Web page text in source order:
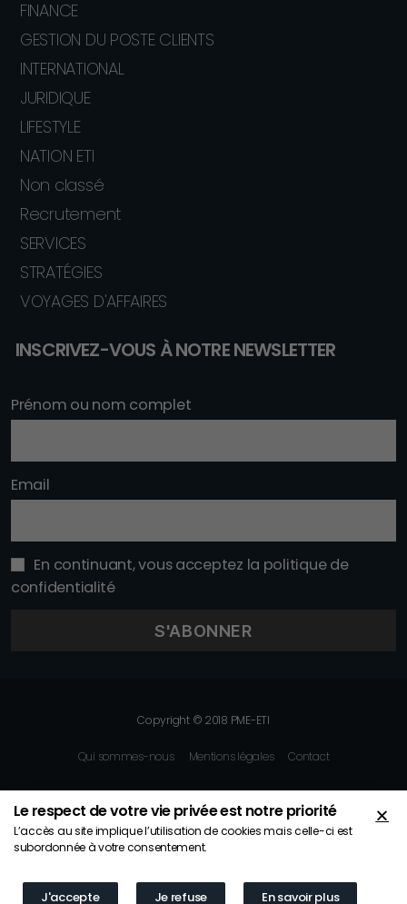
FINANCE
GESTION DU POSTE CLIENTS
INTERNATIONAL
JURIDIQUE
LIFESTYLE
NATION ETI
Non classé
Recrutement
SERVICES
STRATÉGIES
VOYAGES D'AFFAIRES
INSCRIVEZ-VOUS À NOTRE NEWSLETTER
Prénom ou nom complet
Email
En continuant, vous acceptez la politique de
confidentialité
Copyright © 2018 PME-ETI
Qui sommes-nous Mentions légales Contact
Le respect de votre vie privée est notre priorité
L’accès au site implique l’utilisation de cookies mais celle-ci est
subordonnée à votre consentement.
J'accepte Je refuse En savoir plus